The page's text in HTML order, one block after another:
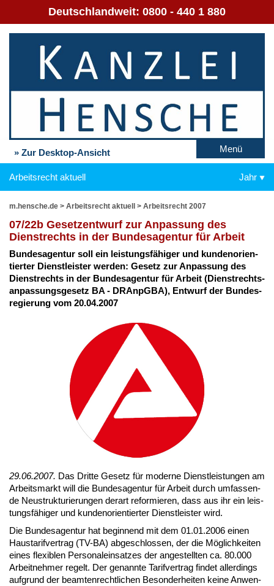
Deutschlandweit: 0800 - 440 1 880
» Zur Desktop-Ansicht Menü
Arbeitsrecht aktuell Jahr
m.hensche.de > Arbeitsrecht aktuell > Arbeitsrecht 2007
07/22b Ge­setz­ent­wurf zur An­pas­sung des
Dienst­rechts in der Bun­des­agen­tur für Ar­beit
Bun­des­agen­tur soll ein leis­tungs­fä­hi­ger und kun­den­ori­en­
tier­ter Dienst­leis­ter wer­den: Ge­setz zur An­pas­sung des
Dienst­rechts in der Bun­des­agen­tur für Ar­beit (Dienst­rechts­
an­pas­sungs­ge­setz BA - DRAn­pG­BA), Ent­wurf der Bun­des­
re­gie­rung vom 20.04.2007
29.06.2007. Das Drit­te Ge­setz für mo­der­ne Dienst­leis­tun­gen am
Ar­beits­markt will die Bun­des­agen­tur für Ar­beit durch um­fas­sen­
de Neu­struk­tu­rie­run­gen der­art re­for­mie­ren, dass aus ihr ein leis­
tungs­fä­hi­ger und kun­den­ori­en­tier­ter Dienst­leis­ter wird.
Die Bun­des­agen­tur hat be­gin­nend mit dem 01.01.2006 ei­nen
Haus­ta­rif­ver­trag (TV-BA) ab­ge­schlos­sen, der die Mög­lich­kei­ten
ei­nes fle­xi­blen Per­so­nal­ein­sat­zes der an­ge­stell­ten ca. 80.000
Ar­beit­neh­mer re­gelt. Der ge­nann­te Ta­rif­ver­trag fin­det al­ler­dings
auf­grund der be­am­ten­recht­li­chen Be­son­der­hei­ten kei­ne An­wen­